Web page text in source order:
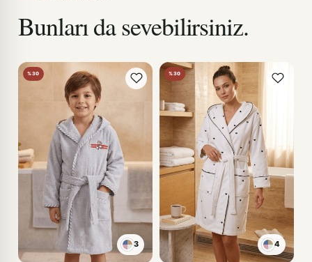
Bunları da sevebilirsiniz.
%30
3
%30
4
KIRMIZI